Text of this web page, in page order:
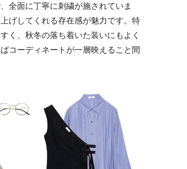
全面に丁寧に刺繍が施されていま
げしてくれる存在感が魅力です。特
く、秋冬の落ち着いた装いにもよく
コーディネートが一層映えること間